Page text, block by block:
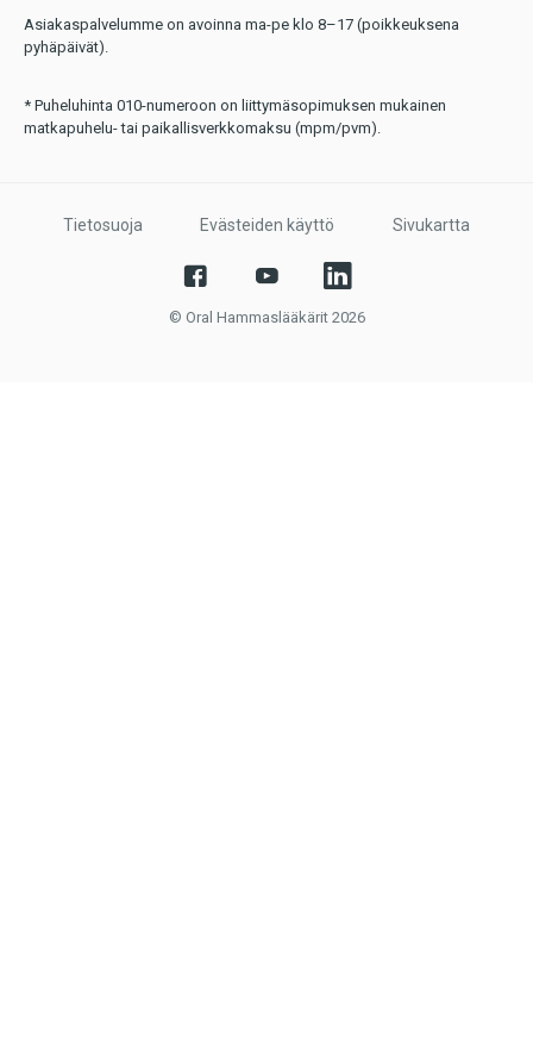
Asiakaspalvelumme on avoinna ma-pe klo 8–17 (poikkeuksena
pyhäpäivät).
* Puheluhinta 010-numeroon on liittymäsopimuksen mukainen
matkapuhelu- tai paikallisverkkomaksu (mpm/pvm).
Tietosuoja Evästeiden käyttö Sivukartta
© Oral Hammaslääkärit 2026